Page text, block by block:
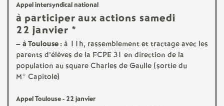
s
d
e
Appel intersyndical national
à participer aux actions samedi
22 janvier *
–à Toulouse :à 11h, rassemblement et tractage avec les
parents d’élèves de la FCPE 31 en direction de la
population au square Charles de Gaulle (sortie du
M° Capitole)
Appel Toulouse - 22 janvier